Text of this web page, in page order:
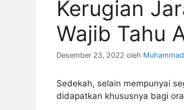
Kerugian
Wajib Tahu
Desember 23, 2022 oleh
Sedekah, selain mempunyai
didapatkan khususnya bagi